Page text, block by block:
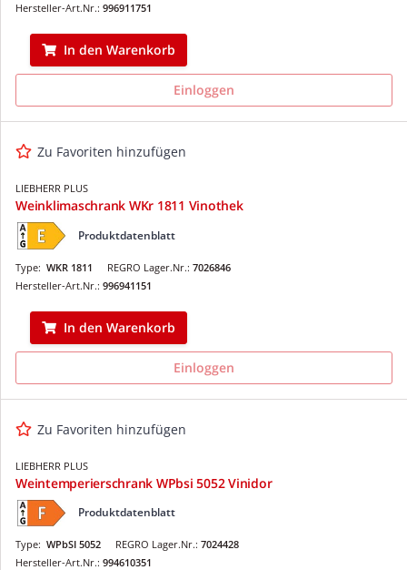
Hersteller-Art.Nr.: 996911751
In den Warenkorb
Einloggen
Zu Favoriten hinzufügen
LIEBHERR PLUS
Weinklimaschrank WKr 1811 Vinothek
Produktdatenblatt
REGRO Lager.Nr.: 7026846
Type: WKR 1811
Hersteller-Art.Nr.: 996941151
In den Warenkorb
Einloggen
Zu Favoriten hinzufügen
LIEBHERR PLUS
Weintemperierschrank WPbsi 5052 Vinidor
Produktdatenblatt
REGRO Lager.Nr.: 7024428
Type: WPbSI 5052
Hersteller-Art.Nr.: 994610351